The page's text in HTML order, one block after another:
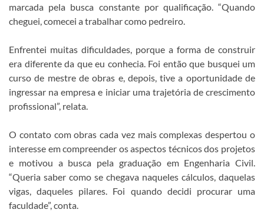
marcada pela busca constante por qualificação. “Quando
cheguei, comecei a trabalhar como pedreiro.
Enfrentei muitas dificuldades, porque a forma de construir
era diferente da que eu conhecia. Foi então que busquei um
curso de mestre de obras e, depois, tive a oportunidade de
ingressar na empresa e iniciar uma trajetória de crescimento
profissional”, relata.
O contato com obras cada vez mais complexas despertou o
interesse em compreender os aspectos técnicos dos projetos
e motivou a busca pela graduação em Engenharia Civil.
“Queria saber como se chegava naqueles cálculos, daquelas
vigas, daqueles pilares. Foi quando decidi procurar uma
faculdade”, conta.